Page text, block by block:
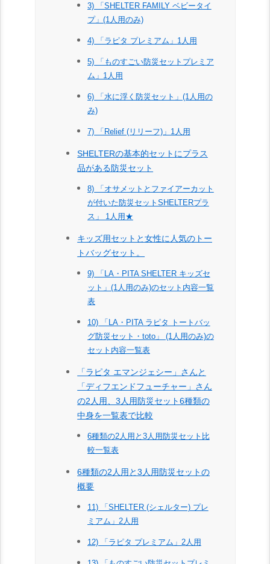
3) 「SHELTER FAMILY ベビータイ
プ」(1人用のみ)
4) 「ラピタ プレミアム」1人用
5) 「ものすごい防災セットプレミア
ム」1人用
6) 「水に浮く防災セット」(1人用の
み)
7) 「Relief (リリーフ)」1人用
SHELTERの基本的セットにプラス
品がある防災セット
8) 「オサメットとファイアーカット
が付いた防災セットSHELTERプラ
ス」 1人用★
キッズ用セットと女性に人気のトー
トバッグセット。
9) 「LA・PITA SHELTER キッズセ
ット」(1人用のみ)のセット内容一覧
表
10) 「LA・PITA ラピタ トートバッ
グ防災セット・toto」 (1人用のみ)の
セット内容一覧表
「ラピタ エマンジェシー」さんと
「ディフエンドフューチャー」さん
の2人用、3人用防災セット6種類の
中身を一覧表で比較
6種類の2人用と3人用防災セット比
較一覧表
6種類の2人用と3人用防災セットの
概要
11) 「SHELTER (シェルター) プレ
ミアム」2人用
12) 「ラピタ プレミアム」2人用